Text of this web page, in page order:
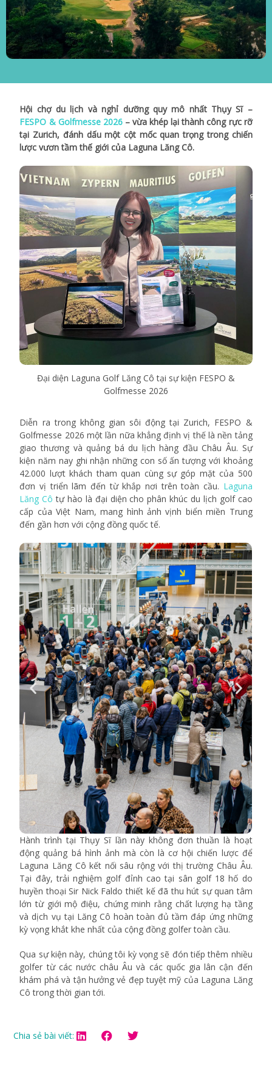
Hội chợ du lịch và nghỉ dưỡng quy mô nhất Thụy Sĩ –
FESPO & Golfmesse 2026– vừa khép lại thành công rực rỡ
tại Zurich, đánh dấu một cột mốc quan trọng trong chiến
lược vươn tầm thế giới của Laguna Lăng Cô.
Đại diện Laguna Golf Lăng Cô tại sự kiện FESPO &
Golfmesse 2026
Diễn ra trong không gian sôi động tại Zurich, FESPO &
Golfmesse 2026 một lần nữa khẳng định vị thế là nền tảng
giao thương và quảng bá du lịch hàng đầu Châu Âu. Sự
kiện năm nay ghi nhận những con số ấn tượng với khoảng
42.000 lượt khách tham quan cùng sự góp mặt của 500
đơn vị triển lãm đến từ khắp nơi trên toàn cầu. Laguna
Lăng Cô tự hào là đại diện cho phân khúc du lịch golf cao
cấp của Việt Nam, mang hình ảnh vịnh biển miền Trung
đến gần hơn với cộng đồng quốc tế.
Hành trình tại Thụy Sĩ lần này không đơn thuần là hoạt
động quảng bá hình ảnh mà còn là cơ hội chiến lược để
Laguna Lăng Cô kết nối sâu rộng với thị trường Châu Âu.
Tại đây, trải nghiệm golf đỉnh cao tại sân golf 18 hố do
huyền thoại Sir Nick Faldo thiết kế đã thu hút sự quan tâm
lớn từ giới mộ điệu, chứng minh rằng chất lượng hạ tầng
và dịch vụ tại Lăng Cô hoàn toàn đủ tầm đáp ứng những
kỳ vọng khắt khe nhất của cộng đồng golfer toàn cầu.
Qua sự kiện này, chúng tôi kỳ vọng sẽ đón tiếp thêm nhiều
golfer từ các nước châu Âu và các quốc gia lân cận đến
khám phá và tận hưởng vẻ đẹp tuyệt mỹ của Laguna Lăng
Cô trong thời gian tới.
Chia sẻ bài viết: